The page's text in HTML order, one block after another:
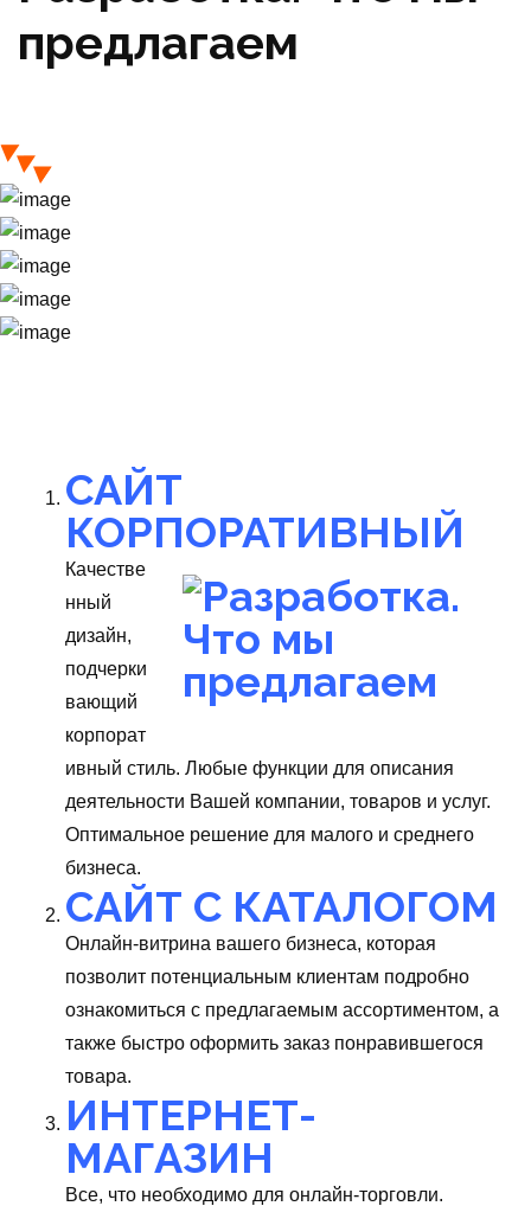
предлагаем
САЙТ
КОРПОРАТИВНЫЙ
Качестве
нный
дизайн,
подчерки
вающий
корпорат
ивный стиль. Любые функции для описания
деятельности Вашей компании, товаров и услуг.
Оптимальное решение для малого и среднего
бизнеса.
САЙТ С КАТАЛОГОМ
Онлайн-витрина вашего бизнеса, которая
позволит потенциальным клиентам подробно
ознакомиться с предлагаемым ассортиментом, а
также быстро оформить заказ понравившегося
товара.
ИНТЕРНЕТ-
МАГАЗИН
Все, что необходимо для онлайн-торговли.